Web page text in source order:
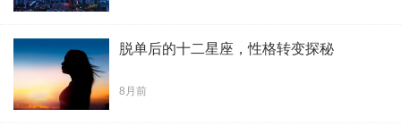
脱单后的十二星座，性格转变探秘
8月前